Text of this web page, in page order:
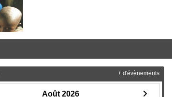
Août 2026
+ d'évènements